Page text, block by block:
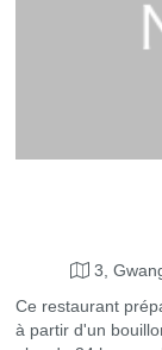
3,
Ce restaurant
à partir d'un